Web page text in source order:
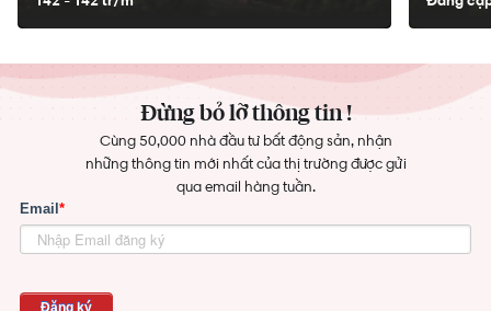
Đừng bỏ lỡ thông tin !
Cùng 50,000 nhà đầu tư bất động sản, nhận
những thông tin mới nhất của thị trường được gửi
qua email hàng tuần.